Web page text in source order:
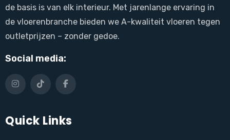
de basis is van elk interieur. Met jarenlange ervaring in
de vloerenbranche bieden we A-kwaliteit vloeren tegen
outletprijzen – zonder gedoe.
Social media:
Quick Links